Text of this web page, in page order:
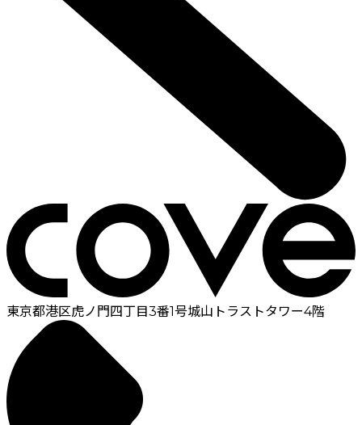
東京都港区虎ノ門四丁目3番1号城山トラストタワー4階